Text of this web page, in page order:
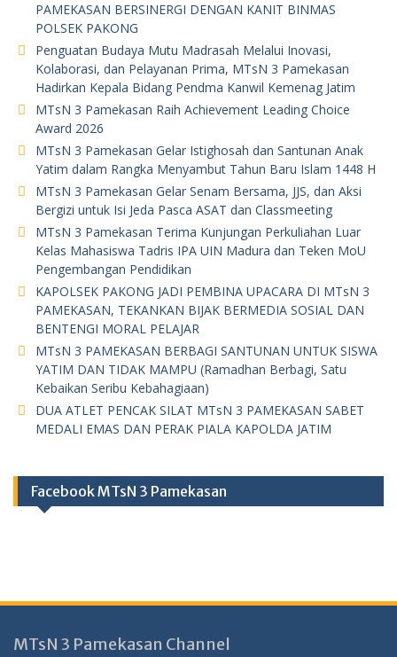
PAMEKASAN BERSINERGI DENGAN KANIT BINMAS
POLSEK PAKONG
Penguatan Budaya Mutu Madrasah Melalui Inovasi,
Kolaborasi, dan Pelayanan Prima, MTsN 3 Pamekasan
Hadirkan Kepala Bidang Pendma Kanwil Kemenag Jatim
MTsN 3 Pamekasan Raih Achievement Leading Choice
Award 2026
MTsN 3 Pamekasan Gelar Istighosah dan Santunan Anak
Yatim dalam Rangka Menyambut Tahun Baru Islam 1448 H
MTsN 3 Pamekasan Gelar Senam Bersama, JJS, dan Aksi
Bergizi untuk Isi Jeda Pasca ASAT dan Classmeeting
MTsN 3 Pamekasan Terima Kunjungan Perkuliahan Luar
Kelas Mahasiswa Tadris IPA UIN Madura dan Teken MoU
Pengembangan Pendidikan
KAPOLSEK PAKONG JADI PEMBINA UPACARA DI MTsN 3
PAMEKASAN, TEKANKAN BIJAK BERMEDIA SOSIAL DAN
BENTENGI MORAL PELAJAR
MTsN 3 PAMEKASAN BERBAGI SANTUNAN UNTUK SISWA
YATIM DAN TIDAK MAMPU (Ramadhan Berbagi, Satu
Kebaikan Seribu Kebahagiaan)
DUA ATLET PENCAK SILAT MTsN 3 PAMEKASAN SABET
MEDALI EMAS DAN PERAK PIALA KAPOLDA JATIM
Facebook MTsN 3 Pamekasan
MTsN 3 Pamekasan Channel